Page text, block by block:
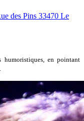
des Pins 33470 Le
humoristiques, en pointant